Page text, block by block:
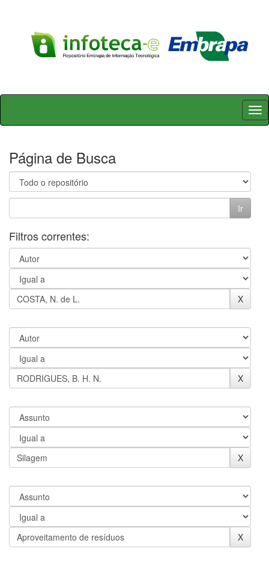
Skip
Página de Busca
Filtros correntes: